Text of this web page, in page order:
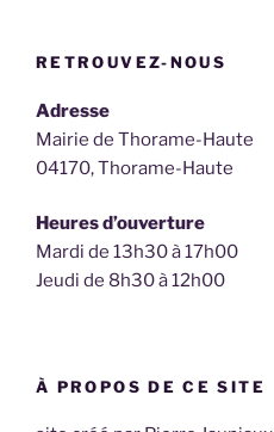
RETROUVEZ-NOUS
Adresse
Mairie de Thorame-Haute
04170, Thorame-Haute
Heures d’ouverture
Mardi de 13h30 à 17h00
Jeudi de 8h30 à 12h00
À PROPOS DE CE SITE